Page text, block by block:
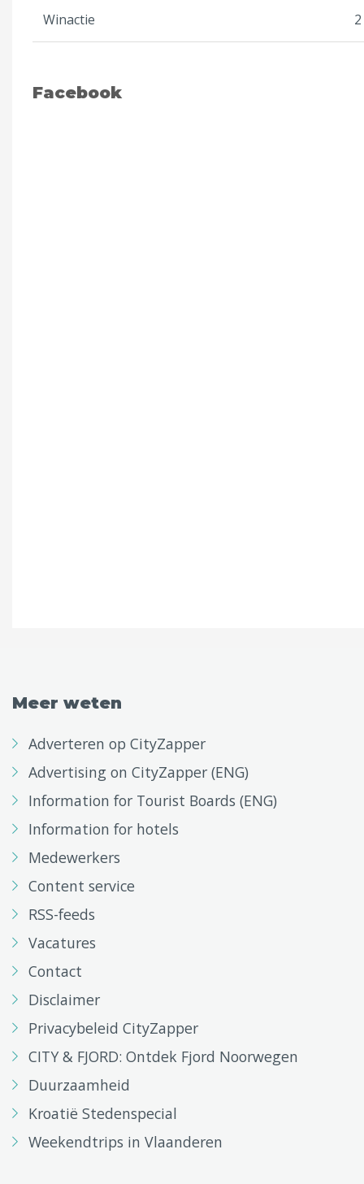
Winactie 2
Facebook
Meer weten
Adverteren op CityZapper
Advertising on CityZapper (ENG)
Information for Tourist Boards (ENG)
Information for hotels
Medewerkers
Content service
RSS-feeds
Vacatures
Contact
Disclaimer
Privacybeleid CityZapper
CITY & FJORD: Ontdek Fjord Noorwegen
Duurzaamheid
Kroatië Stedenspecial
Weekendtrips in Vlaanderen